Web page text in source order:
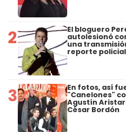
2 El bloguero
autolesionó
una
reporte policial
3 En fotos, así
"Canelones"
Agustín
César Bordón